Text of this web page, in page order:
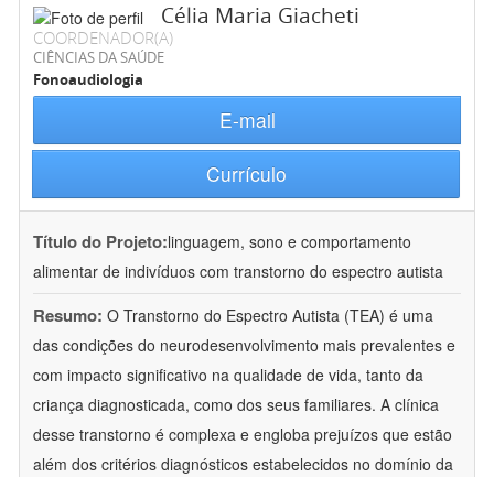
Célia Maria Giacheti
COORDENADOR(A)
CIÊNCIAS DA SAÚDE
Fonoaudiologia
E-mail
Currículo
Título do Projeto:linguagem, sono e comportamento
alimentar de indivíduos com transtorno do espectro autista
Resumo: O Transtorno do Espectro Autista (TEA) é uma
das condições do neurodesenvolvimento mais prevalentes e
com impacto significativo na qualidade de vida, tanto da
criança diagnosticada, como dos seus familiares. A clínica
desse transtorno é complexa e engloba prejuízos que estão
além dos critérios diagnósticos estabelecidos no domínio da